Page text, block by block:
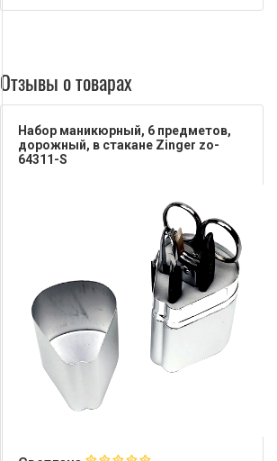
Отзывы о товарах
Набор маникюрный, 6 предметов,
дорожный, в стакане Zinger zo-
64311-S